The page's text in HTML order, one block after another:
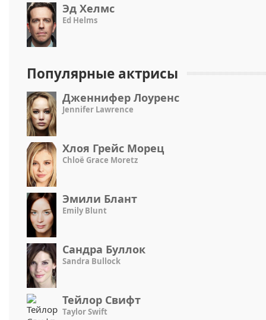
Эд Хелмс
Ed Helms
Популярные актрисы
Дженнифер Лоуренс
Jennifer Lawrence
Хлоя Грейс Морец
Chloë Grace Moretz
Эмили Блант
Emily Blunt
Сандра Буллок
Sandra Bullock
Тейлор Свифт
Taylor Swift